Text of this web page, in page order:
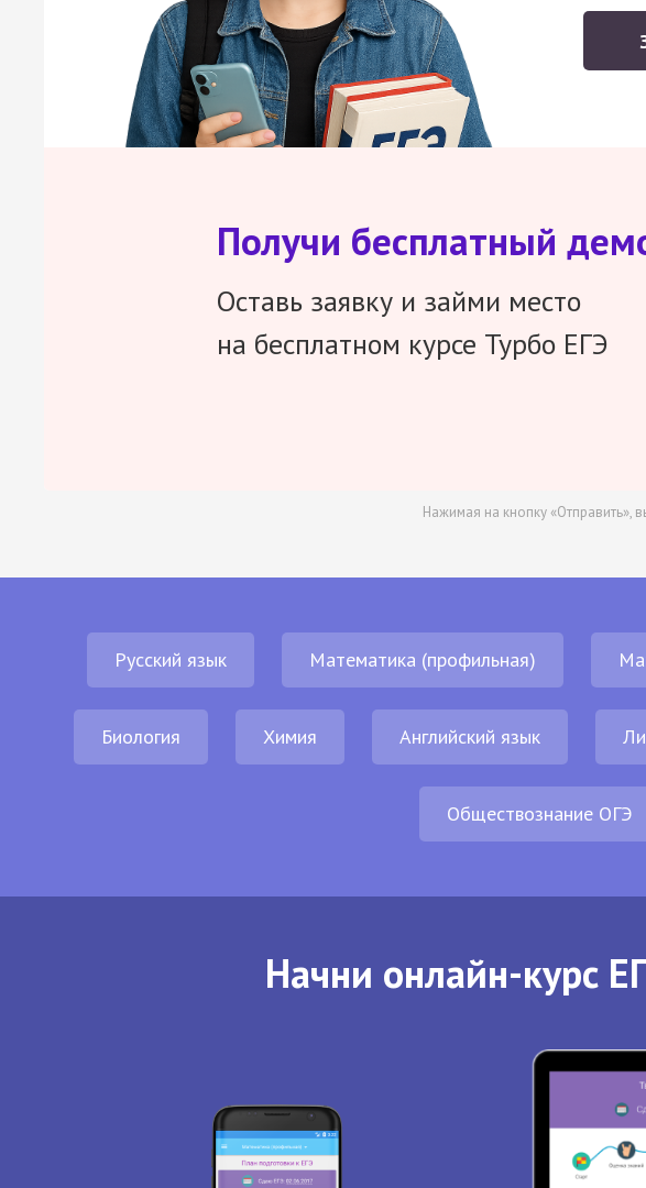
Получи бесплатный
Оставь заявку и займи место
на бесплатном курсе Турбо ЕГЭ
Нажимая на кнопку «Отправить»,
Русский язык Математика (профильная)
Биология Химия Английский язык
Обществознание ОГЭ
Начни онлайн-курс